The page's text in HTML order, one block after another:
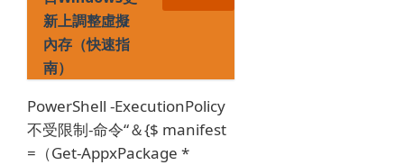
新上調整虛擬
內存（快速指
南）
PowerShell -ExecutionPolicy
不受限制-命令“＆{$ manifest
=（Get-AppxPackage *